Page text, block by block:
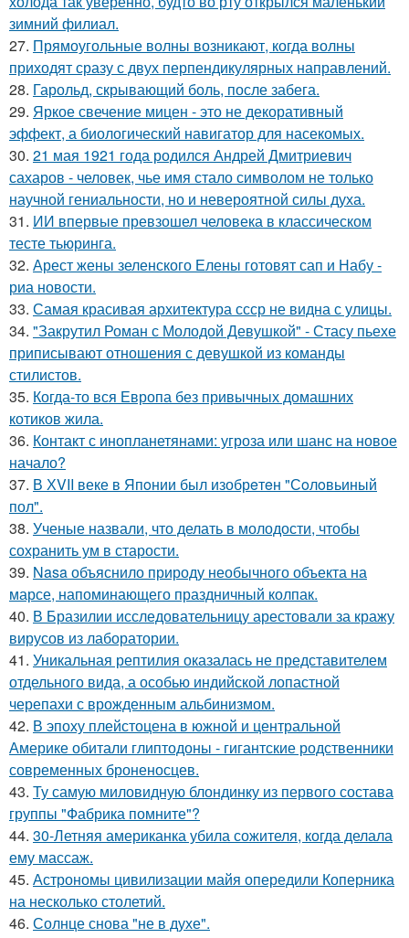
зимний филиал.
27. Прямоугольные волны возникают, когда волны
приходят сразу с двух перпендикулярных направлений.
28. Гарольд, скрывающий боль, после забега.
29. Яркое свечение мицен - это не декоративный
эффект, а биологический навигатор для насекомых.
30. 21 мая 1921 года родился Андрей Дмитриевич
сахаров - человек, чье имя стало символом не только
научной гениальности, но и невероятной силы духа.
31. ИИ впервые превзошел человека в классическом
тесте тьюринга.
32. Арест жены зеленского Елены готовят сап и Набу -
риа новости.
33. Самая красивая архитектура ссср не видна с улицы.
34. "Закрутил Роман с Молодой Девушкой" - Стасу пьехе
приписывают отношения с девушкой из команды
стилистов.
35. Когда-то вся Европа без привычных домашних
котиков жила.
36. Контакт с инопланетянами: угроза или шанс на новое
начало?
37. В ХVII веке в Япoнии был изобрeтeн "Сoлoвьиный
пол".
38. Ученые назвали, что делать в молодости, чтобы
сохранить ум в старости.
39. Nasa объяснило природу необычного объекта на
марсе, напоминающего праздничный колпак.
40. В Бразилии исследовательницу арестовали за кражу
вирусов из лаборатории.
41. Уникальная рептилия оказалась не представителем
отдельного вида, а особью индийской лопастной
черепахи с врожденным альбинизмом.
42. В эпоху плейстоцена в южной и центральной
Америке обитали глиптодоны - гигантские родственники
современных броненосцев.
43. Ту самую миловидную блондинку из первого состава
группы "Фабрика помните"?
44. 30-Летняя американка убила сожителя, когда делала
ему массаж.
45. Астрономы цивилизации майя опередили Коперника
на несколько столетий.
46. Солнце снова "не в духе".